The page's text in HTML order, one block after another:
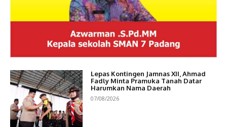
Lepas Kontingen Jamnas XII, Ahmad
Fadly Minta Pramuka Tanah Datar
Harumkan Nama Daerah
07/08/2026